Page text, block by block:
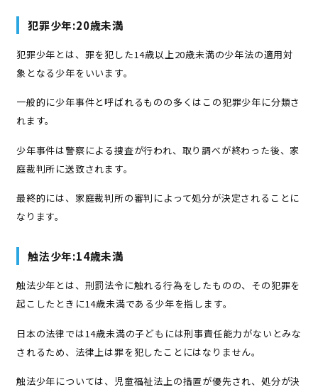
犯罪少年:20歳未満
犯罪少年とは、罪を犯した14歳以上20歳未満の少年法の適用対
象となる少年をいいます。
一般的に少年事件と呼ばれるものの多くはこの犯罪少年に分類さ
れます。
少年事件は警察による捜査が行われ、取り調べが終わった後、家
庭裁判所に送致されます。
最終的には、家庭裁判所の審判によって処分が決定されることに
なります。
触法少年:14歳未満
触法少年とは、刑罰法令に触れる行為をしたものの、その犯罪を
起こしたときに14歳未満である少年を指します。
日本の法律では14歳未満の子どもには刑事責任能力がないとみな
されるため、法律上は罪を犯したことにはなりません。
触法少年については、児童福祉法上の措置が優先され、処分が決